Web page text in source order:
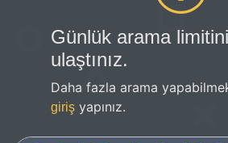
Günlük arama
ulaştınız.
Daha fazla arama
giriş yapınız.